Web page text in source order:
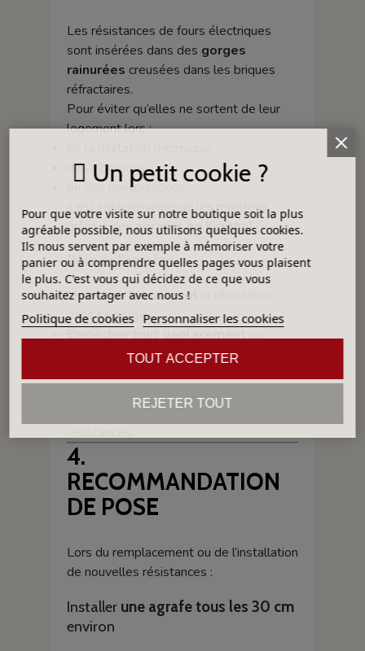
Les résistances de fours électriques
sont insérées dans des gorges
rainurées creusées dans les briques
réfractaires.
Pour éviter qu’elles ne sortent de leur
logement lors :
des vibrations,
ou des manipulations,
il est indispensable de les maintenir
grâce à desagrafes en Kanthal.
Rôle de l’agrafe :
Maintenir fermement
dans sa gorge
Empêcher tout déplacementou
affaissement de l’élément chauffant
Prolonger ladurée de viedes
4.
RECOMMANDATION
DE POSE
Lors du remplacement ou de l’installation
de nouvelles résistances :
Installer une agrafe tous les 30 cm
environ
Un petit cookie ?
Pour que votre visite sur notre boutique soit la plus
agréable possible, nous utilisons quelques cookies.
Ils nous servent par exemple à mémoriser votre
panier ou à comprendre quelles pages vous plaisent
le plus. C'est vous qui décidez de ce que vous
souhaitez partager avec nous !
Politique de cookies Personnaliser les cookies
REJETER TOUT
TOUT ACCEPTER